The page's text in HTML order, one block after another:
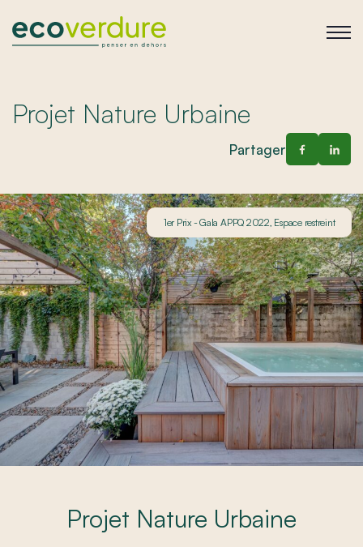
Projet Nature Urbaine
Partager
1er Prix - Gala APPQ 2022, Espace restreint
Projet Nature Urbaine